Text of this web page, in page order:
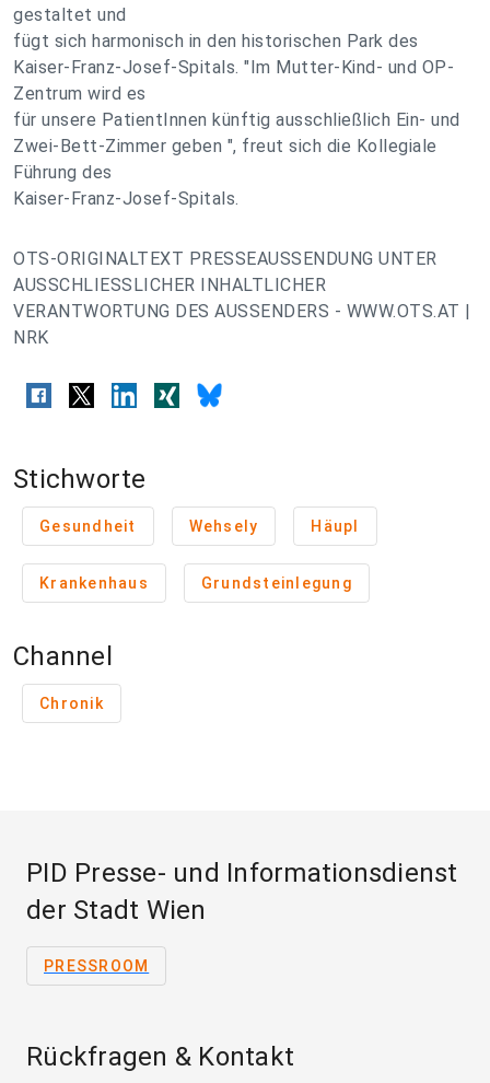
gestaltet und
fügt sich harmonisch in den historischen Park des
Kaiser-Franz-Josef-Spitals. "Im Mutter-Kind- und OP-
Zentrum wird es
für unsere PatientInnen künftig ausschließlich Ein- und
Zwei-Bett-Zimmer geben ", freut sich die Kollegiale
Führung des
Kaiser-Franz-Josef-Spitals.
OTS-ORIGINALTEXT PRESSEAUSSENDUNG UNTER
AUSSCHLIESSLICHER INHALTLICHER
VERANTWORTUNG DES AUSSENDERS - WWW.OTS.AT |
NRK
Stichworte
Gesundheit Wehsely Häupl
Krankenhaus Grundsteinlegung
Channel
Chronik
PID Presse- und Informationsdienst
der Stadt Wien
PRESSROOM
Rückfragen & Kontakt